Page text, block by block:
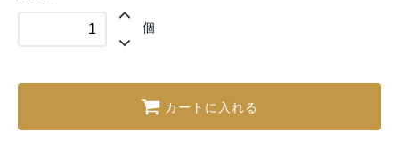
個
カートに入れる